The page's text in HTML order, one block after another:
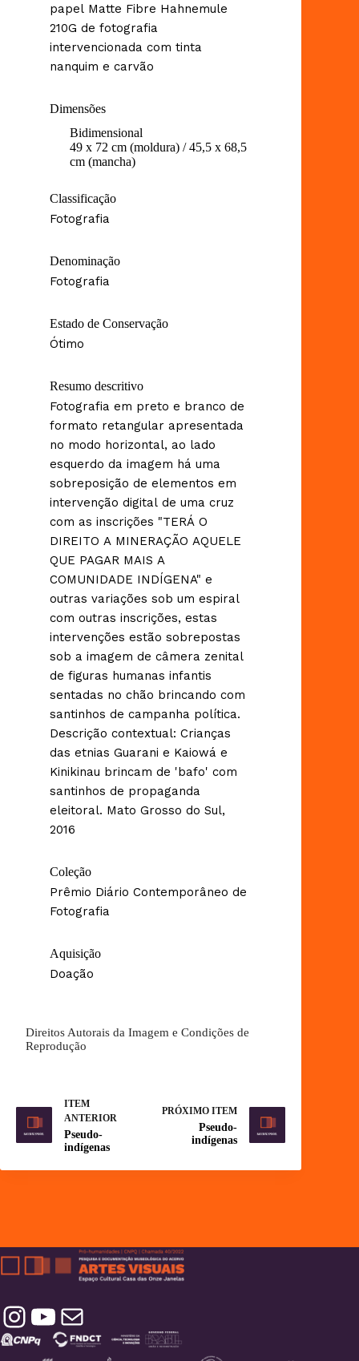
papel Matte Fibre Hahnemule
210G de fotografia
intervencionada com tinta
nanquim e carvão
Dimensões
Bidimensional
49 x 72 cm (moldura) / 45,5 x 68,5
cm (mancha)
Classificação
Fotografia
Denominação
Fotografia
Estado de Conservação
Ótimo
Resumo descritivo
Fotografia em preto e branco de
formato retangular apresentada
no modo horizontal, ao lado
esquerdo da imagem há uma
sobreposição de elementos em
intervenção digital de uma cruz
com as inscrições "TERÁ O
DIREITO A MINERAÇÃO AQUELE
QUE PAGAR MAIS A
COMUNIDADE INDÍGENA" e
outras variações sob um espiral
com outras inscrições, estas
intervenções estão sobrepostas
sob a imagem de câmera zenital
de figuras humanas infantis
sentadas no chão brincando com
santinhos de campanha política.
Descrição contextual: Crianças
das etnias Guarani e Kaiowá e
Kinikinau brincam de 'bafo' com
santinhos de propaganda
eleitoral. Mato Grosso do Sul,
2016
Coleção
Prêmio Diário Contemporâneo de
Fotografia
Aquisição
Doação
Direitos Autorais da Imagem e Condições de
Reprodução
ITEM
ANTERIOR
Pseudo-
indígenas
PRÓXIMO ITEM
Pseudo-
indígenas
Instagram YouTube Contatos